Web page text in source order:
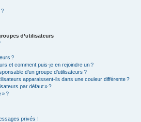
?
d’utilisateurs
?
et comment puis-je en rejoindre un ?
d’un groupe d’utilisateurs ?
apparaissent-ils dans une couleur différente ?
par défaut » ?
» ?
privés !